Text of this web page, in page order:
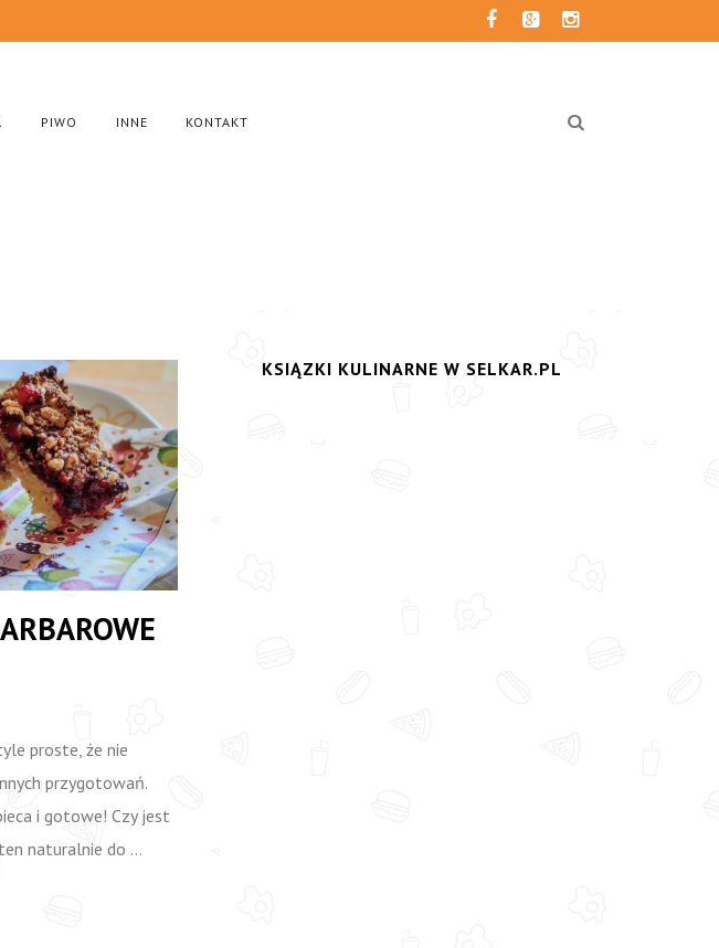
PIWO INNE KONTAKT
proste, że nie
przygotowań.
i gotowe! Czy jest
naturalnie do …
KSIĄZKI KULINARNE W SELKAR.PL